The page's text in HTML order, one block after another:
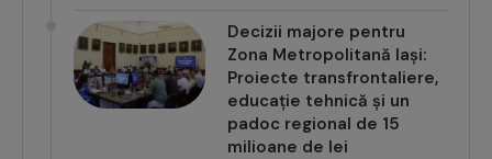
Decizii majore pentru
Zona Metropolitană Iași:
Proiecte transfrontaliere,
educație tehnică și un
padoc regional de 15
milioane de lei